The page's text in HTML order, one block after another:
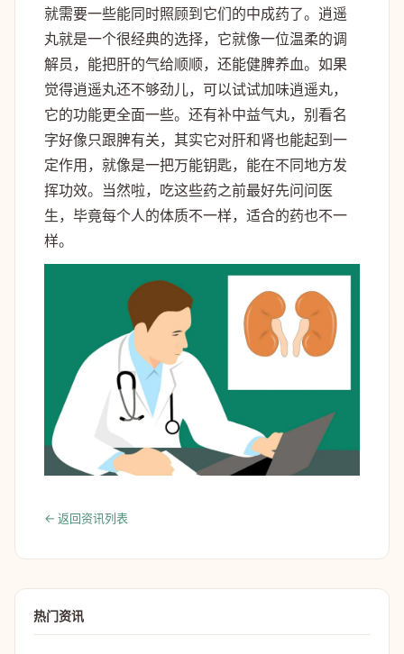
就需要一些能同时照顾到它们的中成药了。逍遥
丸就是一个很经典的选择，它就像一位温柔的调
解员，能把肝的气给顺顺，还能健脾养血。如果
觉得逍遥丸还不够劲儿，可以试试加味逍遥丸，
它的功能更全面一些。还有补中益气丸，别看名
字好像只跟脾有关，其实它对肝和肾也能起到一
定作用，就像是一把万能钥匙，能在不同地方发
挥功效。当然啦，吃这些药之前最好先问问医
生，毕竟每个人的体质不一样，适合的药也不一
样。
← 返回资讯列表
热门资讯